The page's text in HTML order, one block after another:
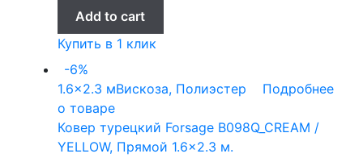
Add to cart
Купить в 1 клик
-6%
1.6x2.3 мВискоза, Полиэстер
Подробнее
о товаре
Ковер турецкий Forsage B098Q_CREAM /
YELLOW, Прямой 1.6×2.3 м.